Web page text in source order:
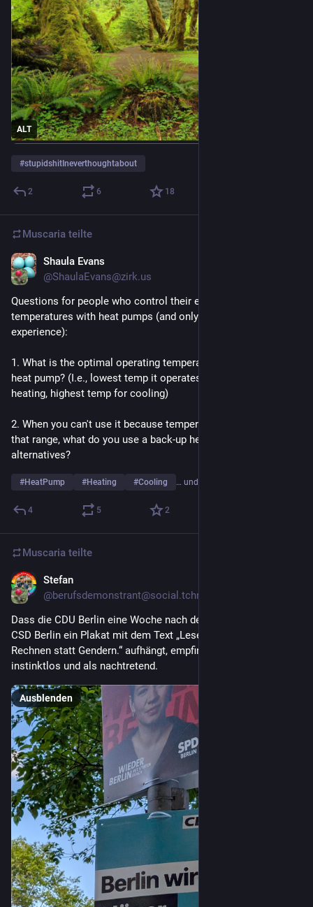
ALT
#stupidshitIneverthoughtabout
2 6 18
Muscaria teilte
Shaula Evans
@ShaulaEvans@zirk.us
Questions for people who control their environmental
temperatures with heat pumps (and only people with first-hand
experience):
1. What is the optimal operating temperature range for your
heat pump? (I.e., lowest temp it operates in efficiently for
heating, highest temp for cooling)
2. When you can't use it because temperatures are outside
that range, what do you use a back-up heating and cooling
alternatives?
#HeatPump #Heating #Cooling … und 1 weiterer
4 5 2
Muscaria teilte
Stefan
@berufsdemonstrant@social.tchncs.de
Dass die CDU Berlin eine Woche nach dem Anschlag auf den
CSD Berlin ein Plakat mit dem Text „Lesen, Schreiben,
Rechnen statt Gendern.“ aufhängt, empfinde ich als zutiefst
instinktlos und als nachtretend.
Ausblenden